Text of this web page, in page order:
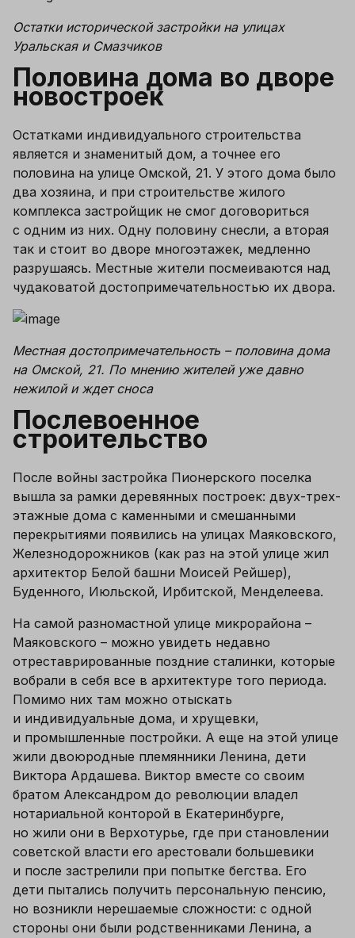
Остатки исторической застройки на улицах
Уральская и Смазчиков
Половина дома во дворе
новостроек
Остатками индивидуального строительства
является и знаменитый дом, а точнее его
половина на улице Омской, 21. У этого дома было
два хозяина, и при строительстве жилого
комплекса застройщик не смог договориться
с одним из них. Одну половину снесли, а вторая
так и стоит во дворе многоэтажек, медленно
разрушаясь. Местные жители посмеиваются над
чудаковатой достопримечательностью их двора.
Местная достопримечательность – половина дома
на Омской, 21. По мнению жителей уже давно
нежилой и ждет сноса
Послевоенное
строительство
После войны застройка Пионерского поселка
вышла за рамки деревянных построек: двух-трех-
этажные дома с каменными и смешанными
перекрытиями появились на улицах Маяковского,
Железнодорожников (как раз на этой улице жил
архитектор Белой башни Моисей Рейшер),
Буденного, Июльской, Ирбитской, Менделеева.
На самой разномастной улице микрорайона –
Маяковского – можно увидеть недавно
отреставрированные поздние сталинки, которые
вобрали в себя все в архитектуре того периода.
Помимо них там можно отыскать
и индивидуальные дома, и хрущевки,
и промышленные постройки. А еще на этой улице
жили двоюродные племянники Ленина, дети
Виктора Ардашева. Виктор вместе со своим
братом Александром до революции владел
нотариальной конторой в Екатеринбурге,
но жили они в Верхотурье, где при становлении
советской власти его арестовали большевики
и после застрелили при попытке бегства. Его
дети пытались получить персональную пенсию,
но возникли нерешаемые сложности: с одной
стороны они были родственниками Ленина, а